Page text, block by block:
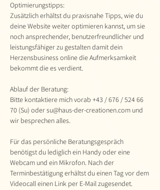
Optimierungstipps:
Zusätzlich erhältst du praxisnahe Tipps, wie du
deine Website weiter optimieren kannst, um sie
noch ansprechender, benutzerfreundlicher und
leistungsfähiger zu gestalten damit dein
Herzensbusiness online die Aufmerksamkeit
bekommt die es verdient.
Ablauf der Beratung:
Bitte kontaktiere mich vorab +43 / 676 / 524 66
70 (Su) oder su@haus-der-creationen.com und
wir besprechen alles.
Für das persönliche Beratungsgespräch
benötigst du lediglich ein Handy oder eine
Webcam und ein Mikrofon. Nach der
Terminbestätigung erhältst du einen Tag vor dem
Videocall einen Link per E-Mail zugesendet.​